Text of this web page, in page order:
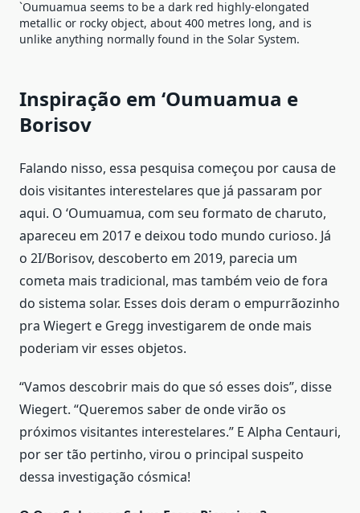
`Oumuamua seems to be a dark red highly-elongated
metallic or rocky object, about 400 metres long, and is
unlike anything normally found in the Solar System.
Inspiração em ‘Oumuamua e
Borisov
Falando nisso, essa pesquisa começou por causa de
dois visitantes interestelares que já passaram por
aqui. O ‘Oumuamua, com seu formato de charuto,
apareceu em 2017 e deixou todo mundo curioso. Já
o 2I/Borisov, descoberto em 2019, parecia um
cometa mais tradicional, mas também veio de fora
do sistema solar. Esses dois deram o empurrãozinho
pra Wiegert e Gregg investigarem de onde mais
poderiam vir esses objetos.
“Vamos descobrir mais do que só esses dois”, disse
Wiegert. “Queremos saber de onde virão os
próximos visitantes interestelares.” E Alpha Centauri,
por ser tão pertinho, virou o principal suspeito
dessa investigação cósmica!